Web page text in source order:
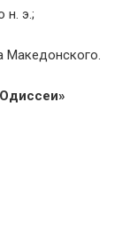
н. э.;
Македонского.